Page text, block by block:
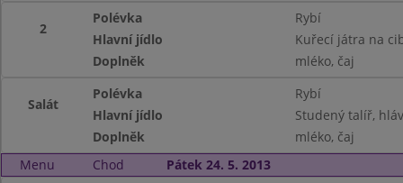
2
Polévka
Rybí
Hlavní jídlo
Kuřecí játra na
Doplněk
mléko, čaj
Salát
Polévka
Rybí
Hlavní jídlo
Studený talíř,
Doplněk
mléko, čaj
Menu
Chod Pátek 24. 5. 2013